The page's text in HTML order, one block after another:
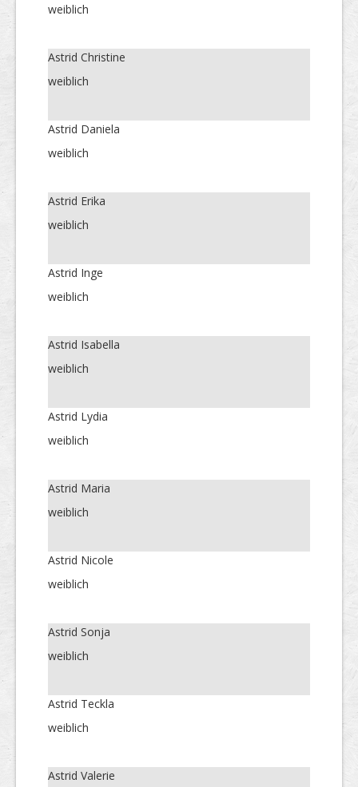
weiblich
Astrid Christine
weiblich
Astrid Daniela
weiblich
Astrid Erika
weiblich
Astrid Inge
weiblich
Astrid Isabella
weiblich
Astrid Lydia
weiblich
Astrid Maria
weiblich
Astrid Nicole
weiblich
Astrid Sonja
weiblich
Astrid Teckla
weiblich
Astrid Valerie